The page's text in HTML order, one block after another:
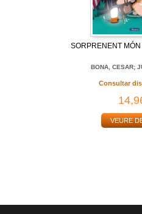
SORPRENENT
BONA, CESAR;
Consultar
VEURE